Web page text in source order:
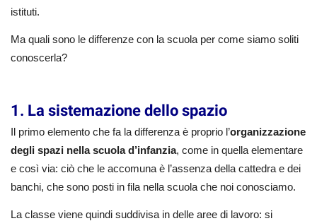
istituti.
Ma quali sono le differenze con la scuola per come siamo soliti
conoscerla?
1. La sistemazione dello spazio
Il primo elemento che fa la differenza è proprio l’organizzazione
degli spazi nella scuola d’infanzia, come in quella elementare
e così via: ciò che le accomuna è l’assenza della cattedra e dei
banchi, che sono posti in fila nella scuola che noi conosciamo.
La classe viene quindi suddivisa in delle aree di lavoro: si